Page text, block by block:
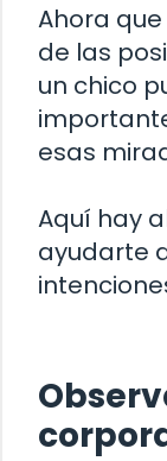
Ahora
de las
un chico
esas
Aquí hay
ayudarte